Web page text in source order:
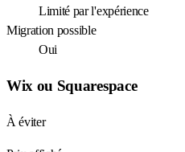
Limité par l'expérience
Migration possible
Oui
Wix ou Squarespace
À éviter